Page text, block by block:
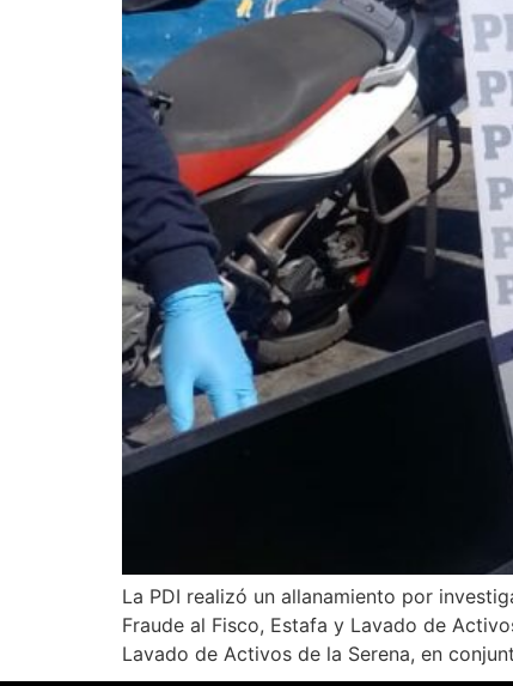
La PDI realizó un allanamiento por
Fraude al Fisco, Estafa y Lavado de
Lavado de Activos de la Serena, en